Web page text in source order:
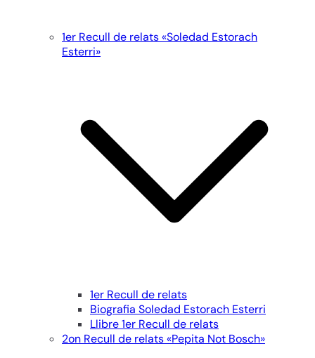
1er Recull de relats «Soledad Estorach
Esterri»
1er Recull de relats
Biografia Soledad Estorach Esterri
Llibre 1er Recull de relats
2on Recull de relats «Pepita Not Bosch»